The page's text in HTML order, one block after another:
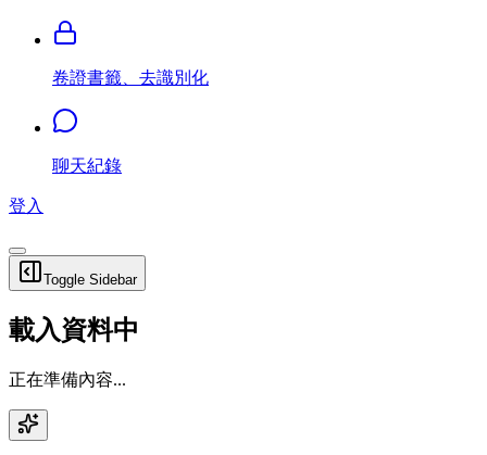
卷證書籤、去識別化
聊天紀錄
登入
Toggle Sidebar
載入資料中
正在準備內容...